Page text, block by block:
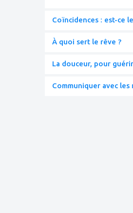
Coïncidences : est-ce
À quoi sert le rêve ?
La douceur, pour
Communiquer avec les